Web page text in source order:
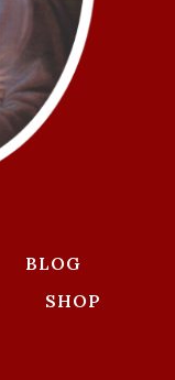
BLOG
SHOP